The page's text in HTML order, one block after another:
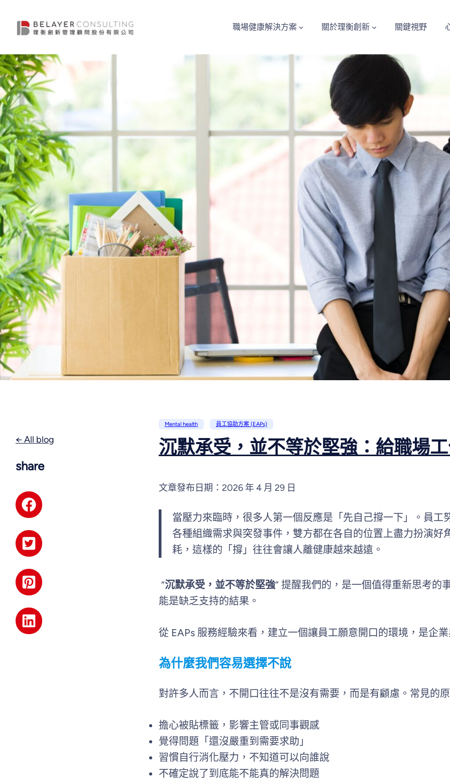
職場健康解決方案 關於理衡創新 關鍵視野
← All blog
share
Mental health 員工協助方案 (EAPs)
沉默承受，並不等於堅強：給職場
文章發布日期： 2026 年 4 月 29 日
當壓力來臨時，很多人第一個反應是「先自己撐一下」。員工
各種組織需求與突發事件，雙方都在各自的位置上盡力扮演好
耗，這樣的「撐」往往會讓人離健康越來越遠。
“沉默承受，並不等於堅強” 提醒我們的，是一個值得重新思考的
能是缺乏支持的結果。
從 EAPs 服務經驗來看，建立一個讓員工願意開口的環境，是企
為什麼我們容易選擇不說
對許多人而言，不開口往往不是沒有需要，而是有顧慮。常見的
擔心被貼標籤，影響主管或同事觀感
覺得問題「還沒嚴重到需要求助」
習慣自行消化壓力，不知道可以向誰說
不確定說了到底能不能真的解決問題